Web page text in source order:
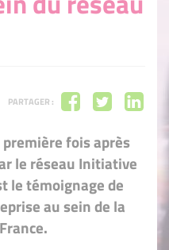
PARTAGER :
fois après
le réseau Initiative
le témoignage de
au sein de la